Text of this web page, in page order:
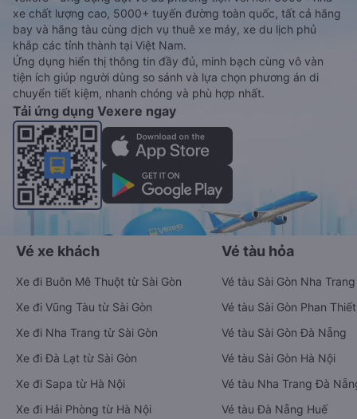
xe chất lượng cao, 5000+ tuyến đường toàn quốc, tất cả hãng
bay và hãng tàu cùng dịch vụ thuê xe máy, xe du lịch phủ
khắp các tỉnh thành tại Việt Nam.
Ứng dụng hiển thị thông tin đầy đủ, minh bạch cùng vô vàn
tiện ích giúp người dùng so sánh và lựa chọn phương án di
chuyển tiết kiệm, nhanh chóng và phù hợp nhất.
Tải ứng dụng Vexere ngay
Vé xe khách
Xe đi Buôn Mê Thuột từ Sài Gòn
Xe đi Vũng Tàu từ Sài Gòn
Xe đi Nha Trang từ Sài Gòn
Xe đi Đà Lạt từ Sài Gòn
Xe đi Sapa từ Hà Nội
Xe đi Hải Phòng từ Hà Nội
Vé tàu hỏa
Vé tàu Sài Gòn Nha Trang
Vé tàu Sài Gòn Phan Thiết
Vé tàu Sài Gòn Đà Nẵng
Vé tàu Sài Gòn Hà Nội
Vé tàu Nha Trang Đà
Vé tàu Đà Nẵng Huế